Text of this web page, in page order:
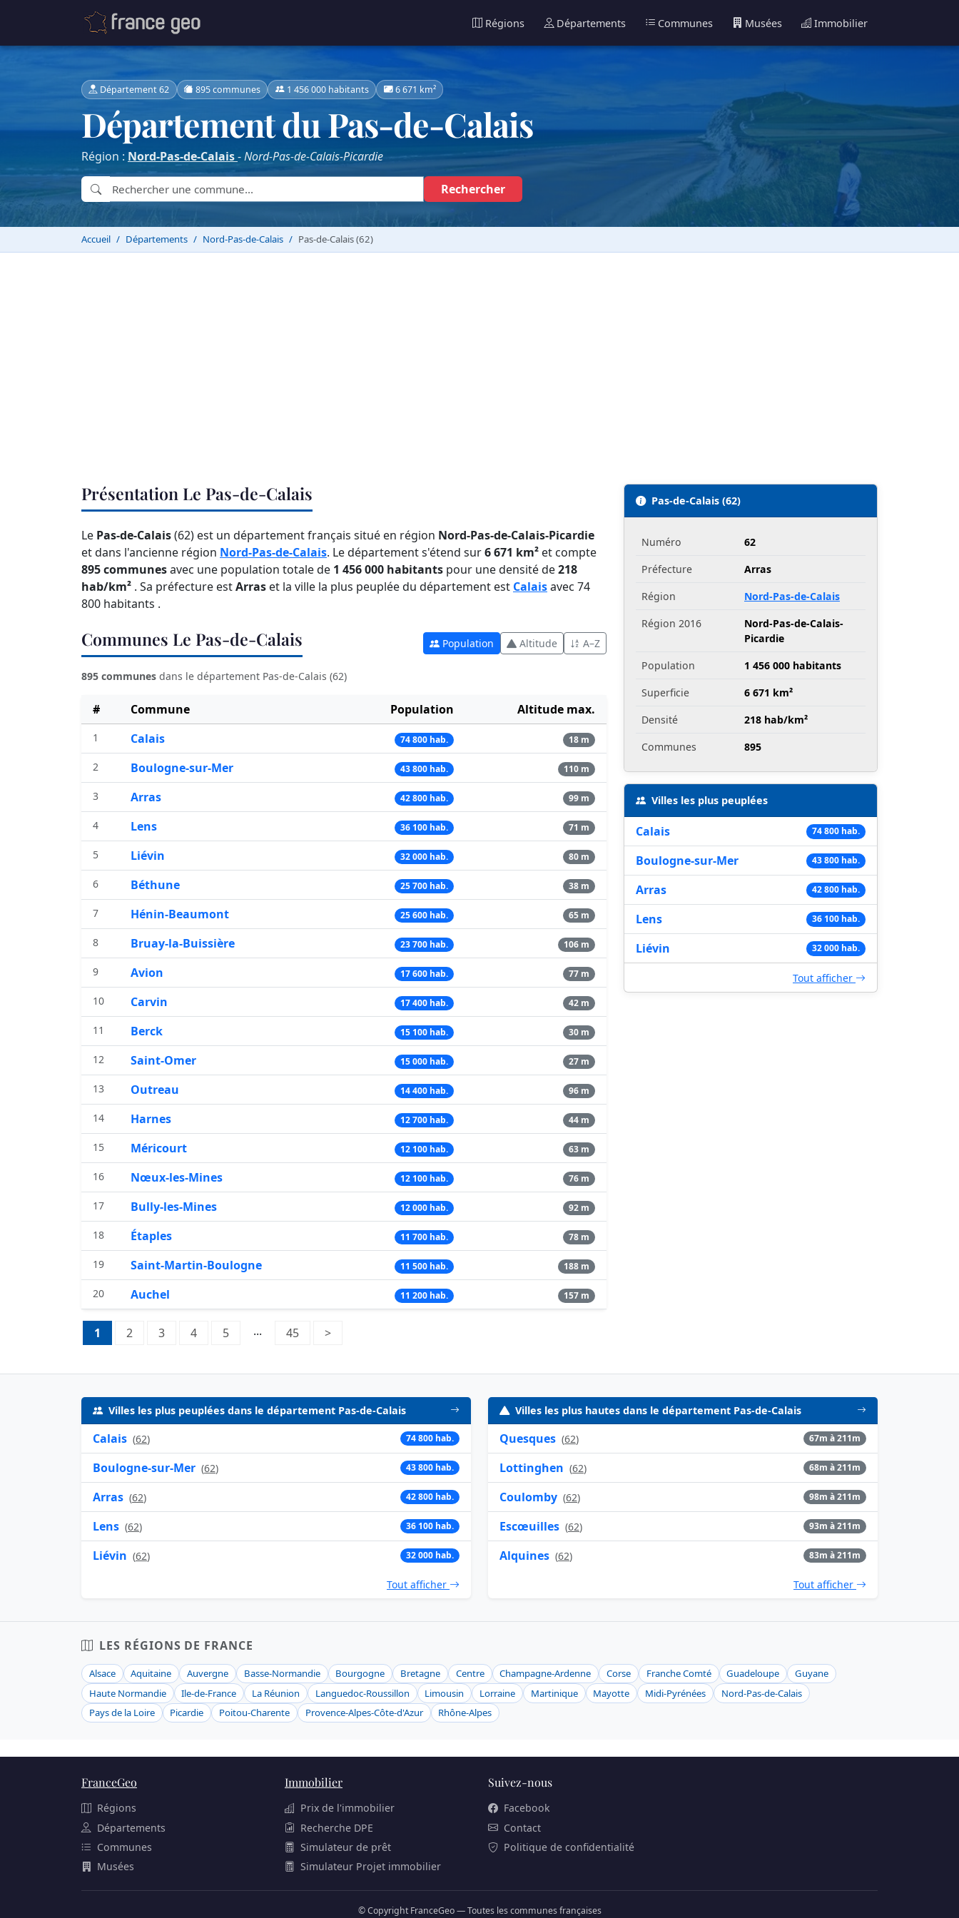
Régions Départements Communes Musées Immobilier
Département 62 895 communes 1 456 000 habitants 6 671 km²
Département du Pas-de-Calais
Région : Nord-Pas-de-Calais-Nord-Pas-de-Calais-Picardie
Rechercher
Accueil Départements Nord-Pas-de-Calais Pas-de-Calais (62)
Présentation Le Pas-de-Calais
Le Pas-de-Calais(62) est un département français situé en région Nord-Pas-de-Calais-Picardie
et dans l'ancienne région Nord-Pas-de-Calais. Le département s'étend sur6 671 km² et compte
895 communesavec une population totale de 1 456 000 habitants pour une densité de218
hab/km² . Sa préfecture estArras et la ville la plus peuplée du département est Calaisavec 74
800 habitants .
Communes Le Pas-de-Calais Population Altitude A–Z
895 communes dans le département Pas-de-Calais (62)
# Commune Population Altitude max.
1 Calais 74 800 hab. 18 m
2 Boulogne-sur-Mer 43 800 hab. 110 m
3 Arras 42 800 hab. 99 m
4 Lens 36 100 hab. 71 m
5 Liévin 32 000 hab. 80 m
6 Béthune 25 700 hab. 38 m
7 Hénin-Beaumont 25 600 hab. 65 m
8 Bruay-la-Buissière 23 700 hab. 106 m
9 Avion 17 600 hab. 77 m
10 Carvin 17 400 hab. 42 m
11 Berck 15 100 hab. 30 m
12 Saint-Omer 15 000 hab. 27 m
13 Outreau 14 400 hab. 96 m
14 Harnes 12 700 hab. 44 m
15 Méricourt 12 100 hab. 63 m
16 Nœux-les-Mines 12 100 hab. 76 m
17 Bully-les-Mines 12 000 hab. 92 m
18 Étaples 11 700 hab. 78 m
19 Saint-Martin-Boulogne 11 500 hab. 188 m
20 Auchel 11 200 hab. 157 m
Pagination:
1 Page 1
2 Page 2
3 Page 3
4 Page 4
5 Page 5
... 45 Page 45
>
Pas-de-Calais (62)
Numéro
62
Préfecture
Arras
Région
Nord-Pas-de-Calais
Région 2016
Nord-Pas-de-Calais-
Picardie
Population
1 456 000 habitants
Superficie
6 671 km²
Densité
218 hab/km²
Communes
895
Villes les plus peuplées
Calais 74 800 hab.
Boulogne-sur-Mer 43 800 hab.
Arras 42 800 hab.
Lens 36 100 hab.
Liévin 32 000 hab.
Tout afficher
Villes les plus peuplées dans le département Pas-de-Calais
Calais (62) 74 800 hab.
Boulogne-sur-Mer (62) 43 800 hab.
Arras (62) 42 800 hab.
Lens (62) 36 100 hab.
Liévin (62) 32 000 hab.
Tout afficher
Villes les plus hautes dans le département Pas-de-Calais
Quesques (62) 67m à 211m
Lottinghen (62) 68m à 211m
Coulomby (62) 98m à 211m
Escœuilles (62) 93m à 211m
Alquines (62) 83m à 211m
Tout afficher
LES RÉGIONS DE FRANCE
Alsace Aquitaine Auvergne Basse-Normandie Bourgogne Bretagne Centre Champagne-Ardenne Corse Franche Comté Guadeloupe
Guyane
Haute Normandie
Ile-de-France La Réunion Languedoc-Roussillon Limousin Lorraine Martinique Mayotte Midi-Pyrénées
Nord-Pas-de-Calais
Pays de la Loire
Picardie Poitou-Charente Provence-Alpes-Côte-d'Azur Rhône-Alpes
FranceGeo
Régions
Départements
Communes
Musées
Immobilier
Prix de l'immobilier
Recherche DPE
Simulateur de prêt
Simulateur Projet immobilier
Suivez-nous
Facebook
Contact
Politique de confidentialité
© Copyright FranceGeo — Toutes les communes françaises